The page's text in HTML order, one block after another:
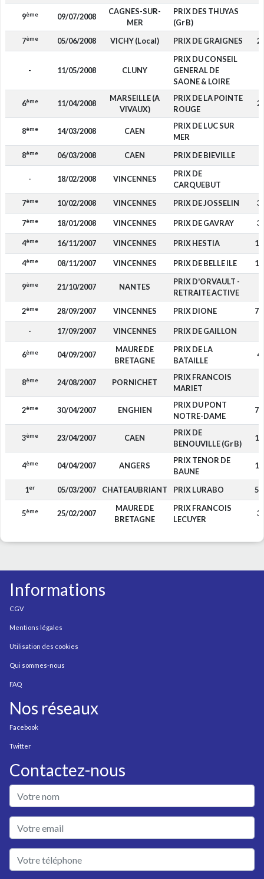
9ème 09/07/2008
CAGNES-SUR-
MER
PRIX DES THUYAS
(Gr B)
7ème 05/06/2008 VICHY (Local) PRIX DE GRAIGNES
- 11/05/2008 CLUNY
PRIX DU CONSEIL
GENERAL DE
SAONE & LOIRE
6ème 11/04/2008
MARSEILLE (A
VIVAUX)
PRIX DE LA POINTE
ROUGE
8ème 14/03/2008 CAEN
PRIX DE LUC SUR
MER
8ème 06/03/2008 CAEN PRIX DE BIEVILLE
- 18/02/2008 VINCENNES
PRIX DE
CARQUEBUT
7ème 10/02/2008 VINCENNES PRIX DE JOSSELIN
7ème 18/01/2008 VINCENNES PRIX DE GAVRAY
4ème 16/11/2007 VINCENNES PRIX HESTIA 1
4ème 08/11/2007 VINCENNES PRIX DE BELLE ILE 1
9ème 21/10/2007 NANTES
PRIX D'ORVAULT -
RETRAITE ACTIVE
2ème 28/09/2007 VINCENNES PRIX DIONE 7
- 17/09/2007 VINCENNES PRIX DE GAILLON
6ème 04/09/2007
MAURE DE
BRETAGNE
PRIX DE LA
BATAILLE
8ème 24/08/2007 PORNICHET
PRIX FRANCOIS
MARIET
2ème 30/04/2007 ENGHIEN
PRIX DU PONT
NOTRE-DAME
7
3ème 23/04/2007 CAEN
PRIX DE
BENOUVILLE (Gr B)
1
4ème 04/04/2007 ANGERS
PRIX TENOR DE
BAUNE
1
1er 05/03/2007 CHATEAUBRIANT PRIX LURABO 5
5ème 25/02/2007
MAURE DE
BRETAGNE
PRIX FRANCOIS
LECUYER
Informations
CGV
Mentions légales
Utilisation des cookies
Qui sommes-nous
FAQ
Nos réseaux
Facebook
Twitter
Contactez-nous